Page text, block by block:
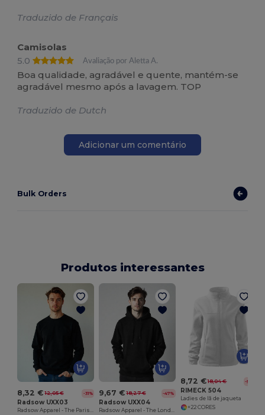
Traduzido de Français
Camisolas
5.0
Avaliação por Aletta A.
Boa qualidade, agradável e quente, mantém-se
agradável mesmo após a lavagem. TOP
Traduzido de Dutch
Adicionar um comentário
Bulk Orders
Produtos interessantes
8,32 € 12,05 € -31%
Radsow UXX03
Radsow Apparel - The Paris Sweatshirt Homens
9,67 € 18,27 € -47%
Radsow UXX04
Radsow Apparel - The London Hoodie Homens
8,72 € 18,04 € -52%
RIMECK 504
Ladies de lã de jaqueta
+22 CORES